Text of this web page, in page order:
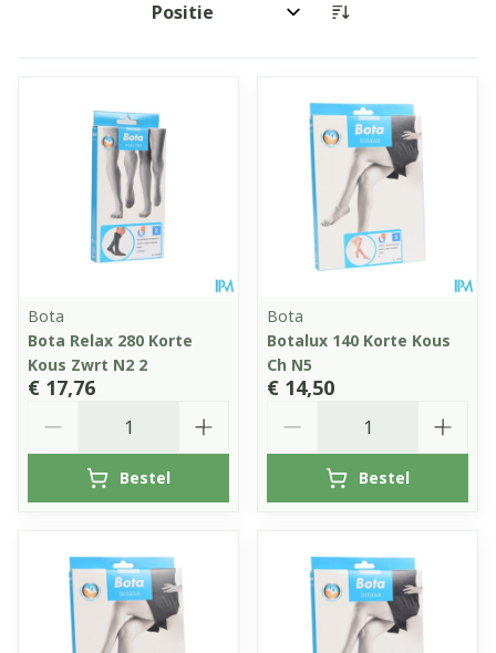
Sorteer op:
Bota
Bota Relax 280 Korte
Kous Zwrt N2 2
€ 17,76
Bestel
Bota
Botalux 140 Korte Kous
Ch N5
€ 14,50
Bestel